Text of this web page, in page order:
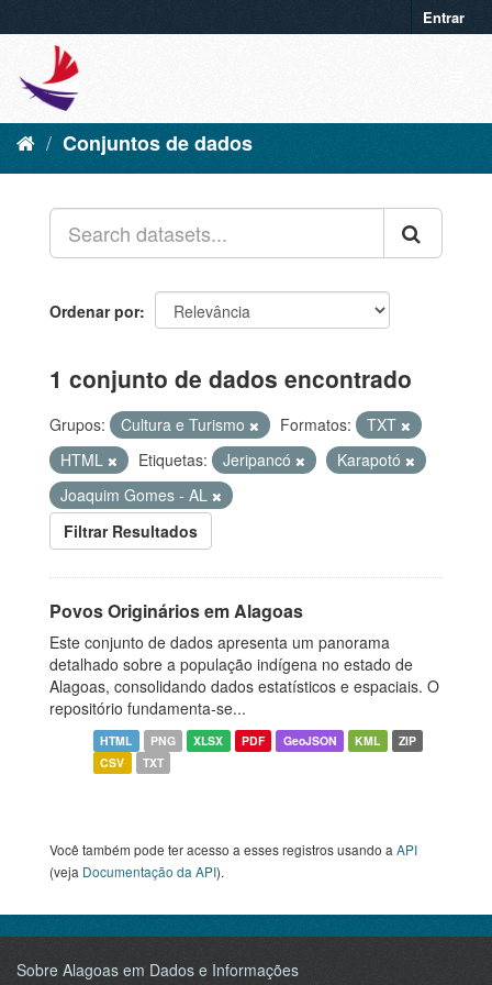
Entrar
Conjuntos de dados
Ordenar por
1 conjunto de dados encontrado
Grupos: Cultura e Turismo Formatos:
TXT
HTML
Etiquetas: Jeripancó
Karapotó
Joaquim Gomes - AL
Filtrar Resultados
Povos Originários em Alagoas
Este conjunto de dados apresenta um panorama
detalhado sobre a população indígena no estado de
Alagoas, consolidando dados estatísticos e espaciais. O
repositório fundamenta-se...
HTML PNG XLSX PDF GeoJSON KML
ZIP
CSV
TXT
Você também pode ter acesso a esses registros usando a API
(veja Documentação da API).
Sobre Alagoas em Dados e Informações